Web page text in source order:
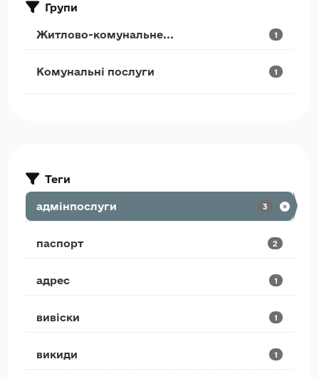
Групи
Житлово-комунальне... 1
Комунальні послуги 1
Теги
адмінпослуги 3
паспорт 2
адрес 1
вивіски 1
викиди 1